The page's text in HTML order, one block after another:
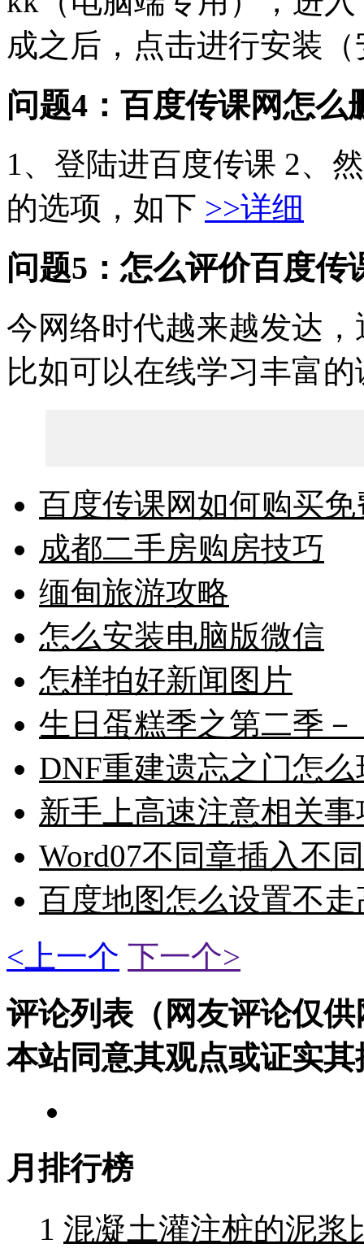
成之后，点击进行安装
问题4：百度传课网怎么
1、登陆进百度传课 2、
的选项，如下 >>详细
问题5：怎么评价百度传
今网络时代越来越发达
比如可以在线学习丰富
百度传课网如何购买
成都二手房购房技巧
缅甸旅游攻略
怎么安装电脑版微信
怎样拍好新闻图片
生日蛋糕季之第二季
DNF重建遗忘之门怎
新手上高速注意相关事
Word07不同章插入不
百度地图怎么设置不走
<上一个 下一个>
评论列表（网友评论仅
本站同意其观点或证实其
月排行榜
1 混凝土灌注桩的泥浆